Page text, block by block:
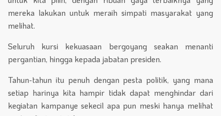
mereka lakukan untuk meraih simpati masyarakat yang
melihat.
Seluruh kursi kekuasaan bergoyang seakan menanti
pergantian, hingga kepada jabatan presiden.
Tahun-tahun itu penuh dengan pesta politik, yang mana
setiap harinya kita hampir tidak dapat menghindar dari
kegiatan kampanye sekecil apa pun meski hanya melihat